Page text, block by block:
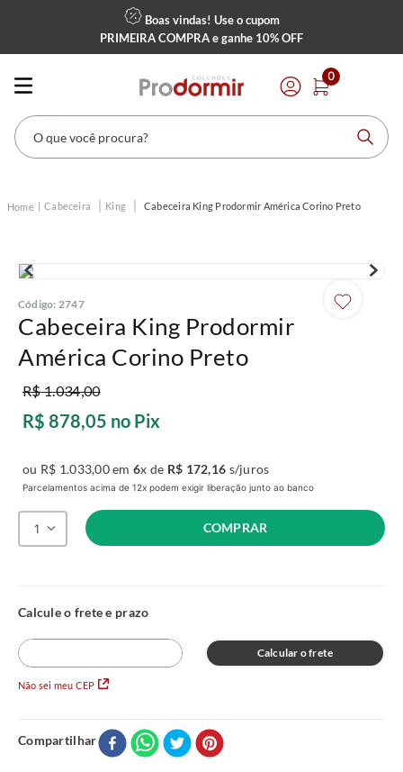
Boas vindas! Use o cupom
PRIMEIRA COMPRAe ganhe 10% OFF
0
O que você procura?
Cabeceira King Cabeceira King Prodormir América Corino Preto
Código: 2747
Cabeceira King Prodormir
América Corino Preto
R$1.034,00
R$ 878,05 no Pix
ou R$ 1.033,00em6x de R$ 172,16 s/juros
Parcelamentos acima de 12x podem exigir liberação junto ao banco
1 COMPRAR
Não sei meu CEP
Calcular o frete
Compartilhar